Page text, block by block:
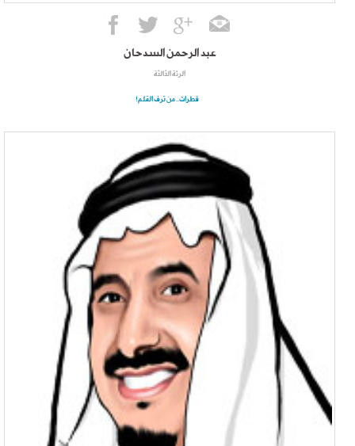
عبد الرحمن السدحان
الرئة الثالثة
قطرات.. من ترف القلم!